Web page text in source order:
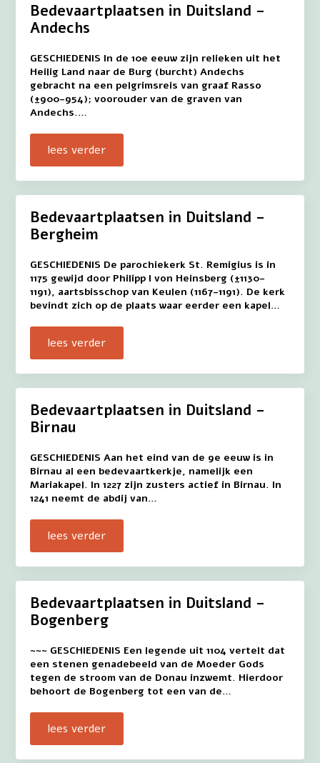
Bedevaartplaatsen in Duitsland –
Andechs
GESCHIEDENIS In de 10e eeuw zijn relieken uit het
Heilig Land naar de Burg (burcht) Andechs
gebracht na een pelgrimsreis van graaf Rasso
(±900-954); voorouder van de graven van
Andechs.…
lees verder
Bedevaartplaatsen in Duitsland –
Bergheim
GESCHIEDENIS De parochiekerk St. Remigius is in
1175 gewijd door Philipp I von Heinsberg (±1130-
1191), aartsbisschop van Keulen (1167-1191). De kerk
bevindt zich op de plaats waar eerder een kapel…
lees verder
Bedevaartplaatsen in Duitsland –
Birnau
GESCHIEDENIS Aan het eind van de 9e eeuw is in
Birnau al een bedevaartkerkje, namelijk een
Mariakapel. In 1227 zijn zusters actief in Birnau. In
1241 neemt de abdij van…
lees verder
Bedevaartplaatsen in Duitsland –
Bogenberg
~~~ GESCHIEDENIS Een legende uit 1104 vertelt dat
een stenen genadebeeld van de Moeder Gods
tegen de stroom van de Donau inzwemt. Hierdoor
behoort de Bogenberg tot een van de…
lees verder